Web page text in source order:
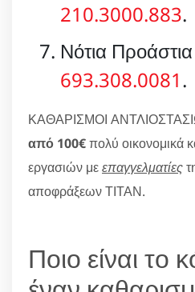
210.3000.883.
Νότια
693.308.0081.
ΚΑΘΑΡΙΣΜΟΙ
από 100€πολύ οικονομικά
εργασιών μεεπαγγελματίες
αποφράξεων ΤΙΤΑΝ.
Ποιο είναι το